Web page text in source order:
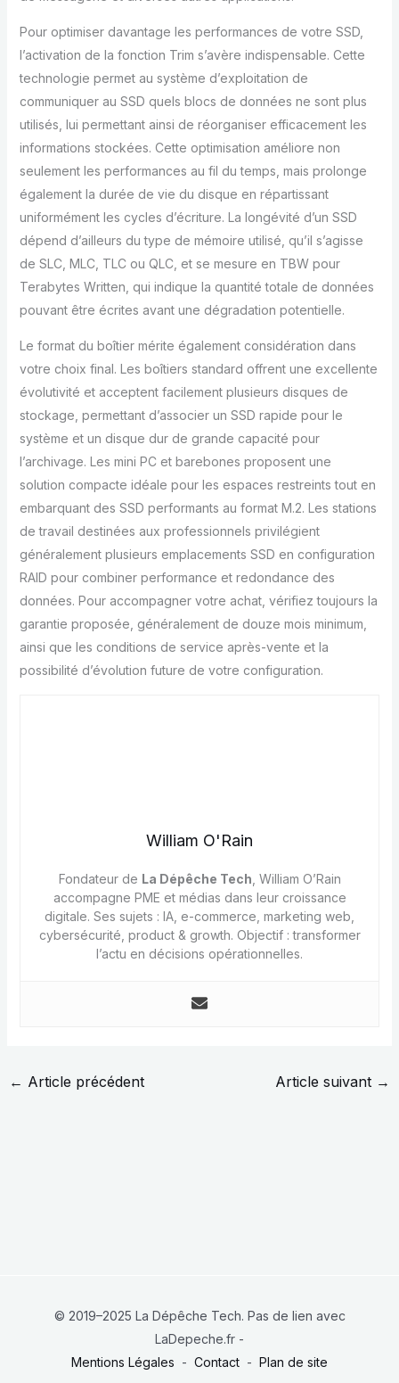
Pour optimiser davantage les performances de votre SSD,
l’activation de la fonction Trim s’avère indispensable. Cette
technologie permet au système d’exploitation de
communiquer au SSD quels blocs de données ne sont plus
utilisés, lui permettant ainsi de réorganiser efficacement les
informations stockées. Cette optimisation améliore non
seulement les performances au fil du temps, mais prolonge
également la durée de vie du disque en répartissant
uniformément les cycles d’écriture. La longévité d’un SSD
dépend d’ailleurs du type de mémoire utilisé, qu’il s’agisse
de SLC, MLC, TLC ou QLC, et se mesure en TBW pour
Terabytes Written, qui indique la quantité totale de données
pouvant être écrites avant une dégradation potentielle.
Le format du boîtier mérite également considération dans
votre choix final. Les boîtiers standard offrent une excellente
évolutivité et acceptent facilement plusieurs disques de
stockage, permettant d’associer un SSD rapide pour le
système et un disque dur de grande capacité pour
l’archivage. Les mini PC et barebones proposent une
solution compacte idéale pour les espaces restreints tout en
embarquant des SSD performants au format M.2. Les stations
de travail destinées aux professionnels privilégient
généralement plusieurs emplacements SSD en configuration
RAID pour combiner performance et redondance des
données. Pour accompagner votre achat, vérifiez toujours la
garantie proposée, généralement de douze mois minimum,
ainsi que les conditions de service après-vente et la
possibilité d’évolution future de votre configuration.
William O'Rain
Fondateur de La Dépêche Tech , William O’Rain
accompagne PME et médias dans leur croissance
digitale. Ses sujets : IA, e-commerce, marketing web,
cybersécurité, product & growth. Objectif : transformer
l’actu en décisions opérationnelles.
← Article précédent Article suivant →
© 2019–2025 La Dépêche Tech. Pas de lien avec
LaDepeche.fr -
Mentions Légales - Contact - Plan de site